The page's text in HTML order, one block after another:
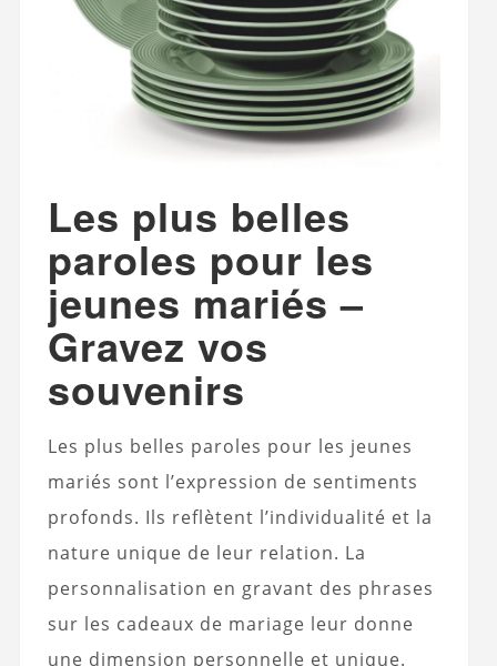
Les plus belles
paroles pour les
jeunes mariés –
Gravez vos
souvenirs
Les plus belles paroles pour les jeunes
mariés sont l’expression de sentiments
profonds. Ils reflètent l’individualité et la
nature unique de leur relation. La
personnalisation en gravant des phrases
sur les cadeaux de mariage leur donne
une dimension personnelle et unique.